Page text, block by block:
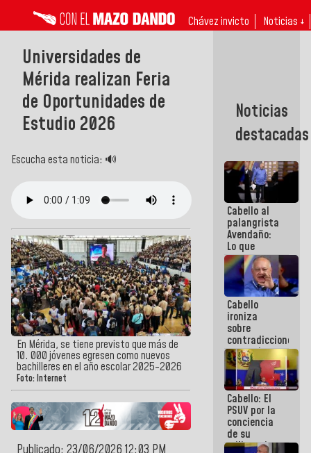
Chávez invicto Noticias ↓
Universidades de
Mérida realizan Feria
de Oportunidades de
Estudio 2026
Escucha esta noticia: 🔊
En Mérida, se tiene previsto que más de
10. 000 jóvenes egresen como nuevos
bachilleres en el año escolar 2025-2026
Foto: Internet
Noticias
destacadas
Cabello al
palangrista
Avendaño:
Lo que
vayas a
escribir
hazlo hoy
por que no
sabemos si
la semana
que viene
hay
programa
Cabello
ironiza
sobre
contradicciones
y mentiras
de María
Machado:
¡Créanle!
Cabello: El
PSUV por la
conciencia
de su
militancia